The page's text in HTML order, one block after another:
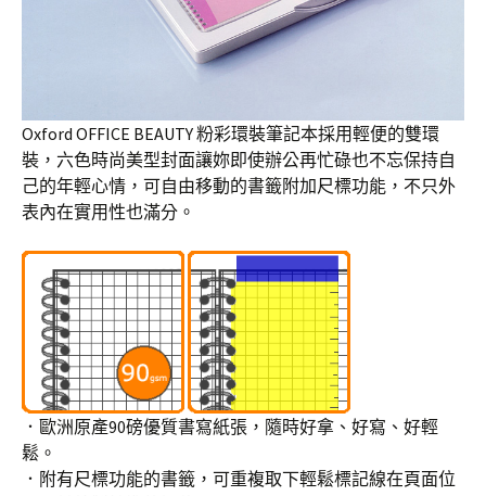
Oxford OFFICE BEAUTY 粉彩環裝筆記本採用輕便的雙環
裝，六色時尚美型封面讓妳即使辦公再忙碌也不忘保持自
己的年輕心情，可自由移動的書籤附加尺標功能，不只外
表內在實用性也滿分。
．歐洲原產90磅優質書寫紙張，隨時好拿、好寫、好輕
鬆。
．附有尺標功能的書籤，可重複取下輕鬆標記線在頁面位